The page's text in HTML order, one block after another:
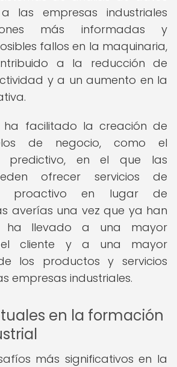
las empresas industriales
más informadas y
fallos en la maquinaria,
a la reducción de
y a un aumento en la
ha facilitado la creación de
de negocio, como el
predictivo, en el que las
ofrecer servicios de
proactivo en lugar de
averías una vez que ya han
ha llevado a una mayor
cliente y a una mayor
los productos y servicios
empresas industriales.
en la formación
más significativos en la